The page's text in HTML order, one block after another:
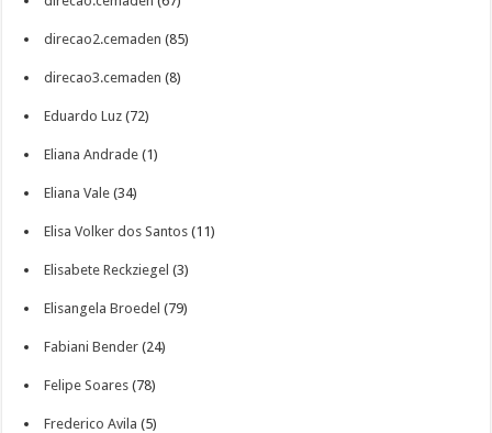
direcao2.cemaden (85)
direcao3.cemaden (8)
Eduardo Luz (72)
Eliana Andrade (1)
Eliana Vale (34)
Elisa Volker dos Santos (11)
Elisabete Reckziegel (3)
Elisangela Broedel (79)
Fabiani Bender (24)
Felipe Soares (78)
Frederico Avila (5)